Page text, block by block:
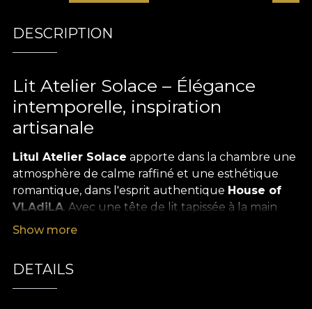
DESCRIPTION
Lit Atelier Solace – Élégance
intemporelle, inspiration
artisanale
Litul Atelier Solace apporte dans la chambre une
atmosphère de calme raffiné et une esthétique
romantique, dans l'esprit authentique House of
VLAdiLA. Avec une tête de lit tapissée à la main
dans un tissu floral délicat et une base aux
Chaque détail affirme l'élégance. Il transforme
l'espace en un sanctuaire de confort et d'art
Show more
DETAILS